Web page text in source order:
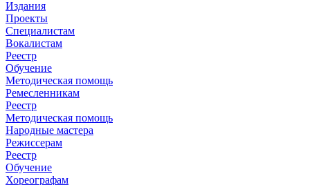
Издания
Проекты
Специалистам
Вокалистам
Реестр
Обучение
Методическая помощь
Ремесленникам
Реестр
Методическая помощь
Народные мастера
Режиссерам
Реестр
Обучение
Хореографам